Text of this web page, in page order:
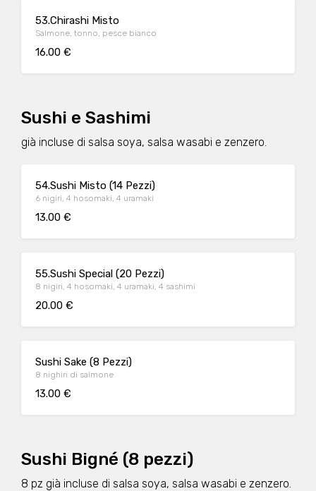
53.Chirashi Misto
Salmone, tonno, pesce bianco
16.00 €
Sushi e Sashimi
già incluse di salsa soya, salsa wasabi e zenzero.
54.Sushi Misto (14 Pezzi)
6 nigiri, 4 hosomaki, 4 uramaki
13.00 €
55.Sushi Special (20 Pezzi)
8 nigiri, 4 hosomaki, 4 uramaki, 4 sashimi
20.00 €
Sushi Sake (8 Pezzi)
8 nighiri di salmone
13.00 €
Sushi Bigné (8 pezzi)
8 pz già incluse di salsa soya, salsa wasabi e zenzero.